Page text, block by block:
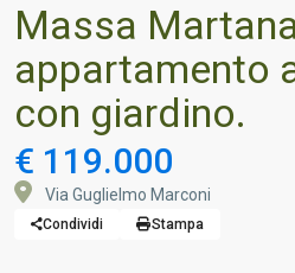
Massa
appartamento
con giardino.
€ 119.000
Via Guglielmo Marconi
Condividi Stampa